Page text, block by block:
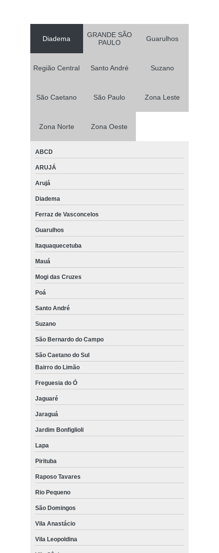
Diadema
GRANDE SÃO
PAULO
Guarulhos
Região Central Santo André Suzano
São Caetano São Paulo Zona Leste
Zona Norte Zona Oeste
ABCD
ARUJÁ
Arujá
Diadema
Ferraz de Vasconcelos
Guarulhos
Itaquaquecetuba
Mauá
Mogi das Cruzes
Poá
Santo André
Suzano
São Bernardo do Campo
São Caetano do Sul
Bairro do Limão
Freguesia do Ó
Jaguaré
Jaraguá
Jardim Bonfiglioli
Lapa
Pirituba
Raposo Tavares
Rio Pequeno
São Domingos
Vila Anastácio
Vila Leopoldina